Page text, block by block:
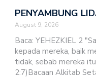
PENYAMBUNG
August 9, 2026
Baca: YEHEZKIEL 2
kepada mereka, baik
tidak, sebab mereka
2:7)Bacaan Alkitab